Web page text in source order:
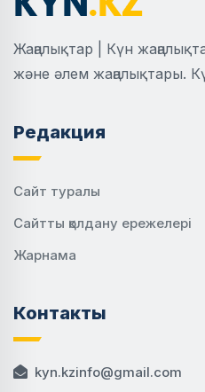
Жаңалықтар | Күн
және әлем жаңалықтары.
Редакция
Сайт туралы
Сайтты қолдану ережелері
Жарнама
Контакты
kyn.kzinfo@gmail.com